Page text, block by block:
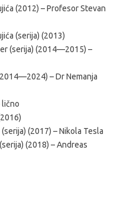
(2012) – Profesor Stevan
(serija) (2013)
(serija) (2014—2015) –
– Dr Nemanja
lično
(2017) – Nikola Tesla
(2018) – Andreas